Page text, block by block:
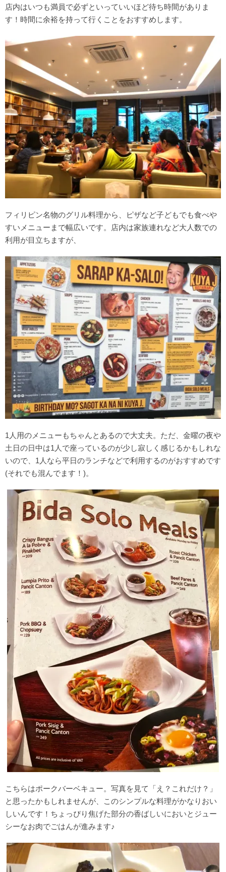
店内はいつも満員で必ずといっていいほど待ち時間がありま
す！時間に余裕を持って行くことをおすすめします。
フィリピン名物のグリル料理から、ピザなど子どもでも食べや
すいメニューまで幅広いです。店内は家族連れなど大人数での
利用が目立ちますが、
1人用のメニューもちゃんとあるので大丈夫。ただ、金曜の夜や
土日の日中は1人で座っているのが少し寂しく感じるかもしれな
いので、1人なら平日のランチなどで利用するのがおすすめです
(それでも混んでます！)。
こちらはポークバーベキュー。写真を見て「え？これだけ？」
と思ったかもしれませんが、このシンプルな料理がかなりおい
しいんです！ちょっぴり焦げた部分の香ばしいにおいとジュー
シーなお肉でごはんが進みます♪